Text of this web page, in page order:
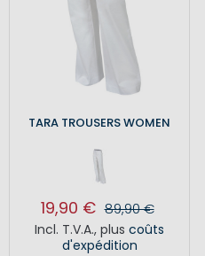
TARA TROUSERS WOMEN
19,90 € 89,90 €
Incl. T.V.A., plus coûts
d'expédition